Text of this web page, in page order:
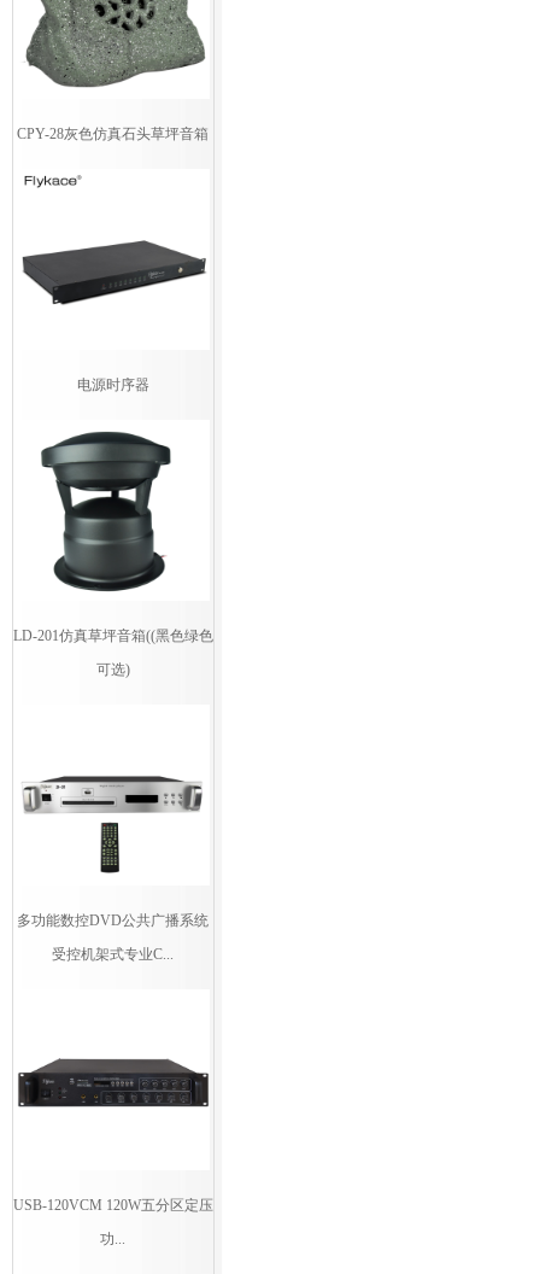
CPY-28灰色仿真石头草坪音箱
电源时序器
LD-201仿真草坪音箱((黑色绿色
可选)
多功能数控DVD公共广播系统
受控机架式专业C...
USB-120VCM 120W五分区定压
功...